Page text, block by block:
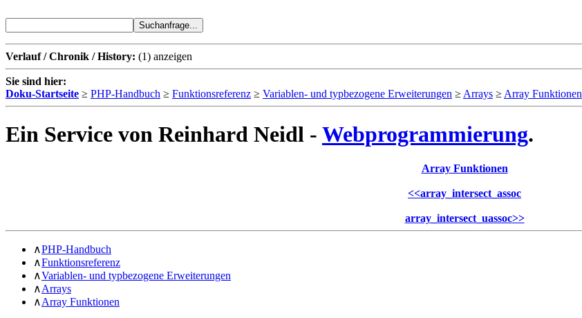
Verlauf / Chronik / History: (1) anzeigen
Sie sind hier:
Doku-Startseite ≥ PHP-Handbuch ≥ Funktionsreferenz ≥ Variablen- und typbezogene Erweiterungen ≥ Arrays ≥ Array Funktionen
Ein Service von Reinhard Neidl - Webprogrammierung.
Array Funktionen
<<array_intersect_assoc
array_intersect_uassoc>>
∧PHP-Handbuch
∧Funktionsreferenz
∧Variablen- und typbezogene Erweiterungen
∧Arrays
∧Array Funktionen